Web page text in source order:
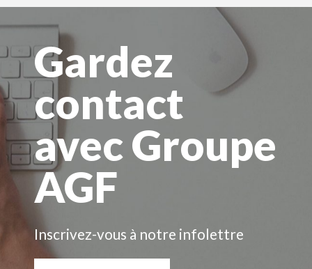
Gardez
contact
avec Groupe
AGF
Inscrivez-vous à notre infolettre